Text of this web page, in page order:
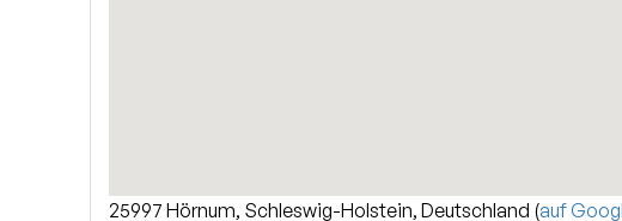
25997 Hörnum, Schleswig-Holstein, Deutschland (auf